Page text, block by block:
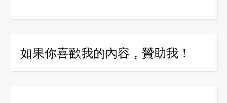
如果你喜歡我的內容，贊助我！